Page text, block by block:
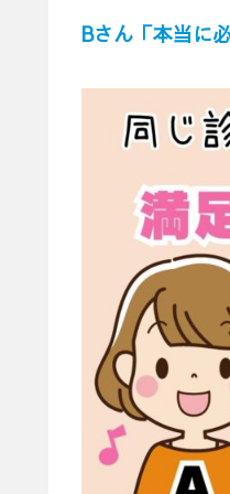
Bさん「本当に